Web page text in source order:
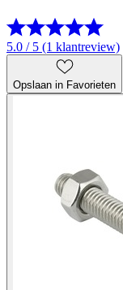
5.0 / 5 (1 klantreview)
Opslaan in Favorieten